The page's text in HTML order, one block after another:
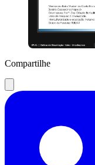
Compartilhe